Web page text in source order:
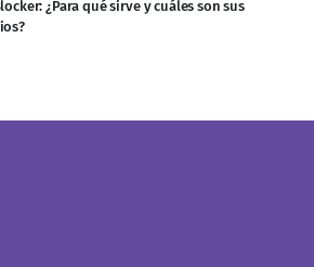
¿Para qué sirve y cuáles son sus